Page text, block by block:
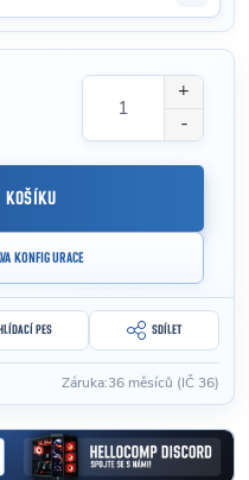
KOŠÍKU
KONFIGURACE
PES SDÍLET
Záruka:36 měsíců (IČ 36)